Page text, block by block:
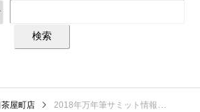
屋町店 2018年万年筆サミット情報② 中屋万年筆カスタムオーダー会